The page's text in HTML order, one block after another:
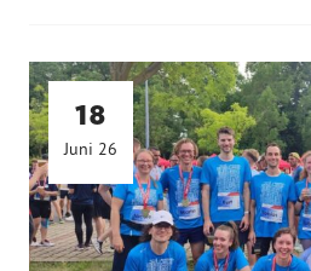
18
Juni 26